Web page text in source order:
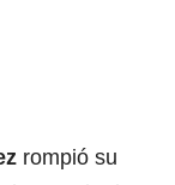
rompió su